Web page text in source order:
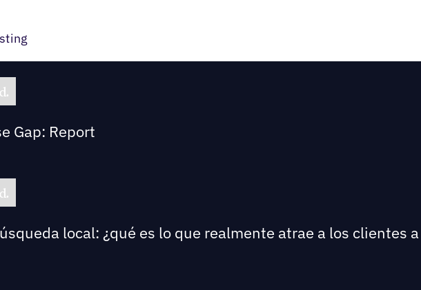
Gap: Report
local: ¿qué es lo que realmente atrae a los clientes